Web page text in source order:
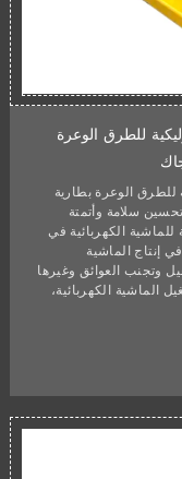
للطرق الوعرة
للطرق الوعرة بطارية
سلامة وأتمتة
الكهربائية في
إنتاج الماشية
وتجنب العوائق وغيرها
الماشية الكهربائية،